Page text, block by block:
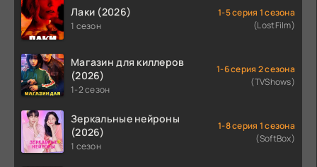
Лаки (2026)
1 сезон
1-5 серия 1 сезона
(LostFilm)
Магазин для киллеров
(2026)
1-2 сезон
1-6 серия 2 сезона
(TVShows)
Зеркальные нейроны
(2026)
1 сезон
1-8 серия 1 сезона
(SoftBox)